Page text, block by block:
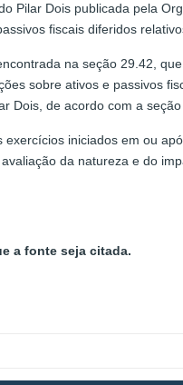
Pilar Dois publicada pela
fiscais diferidos
na seção 29.42,
sobre ativos e passivos
Dois, de acordo com a
iniciados em ou
da natureza e do
a fonte seja citada.